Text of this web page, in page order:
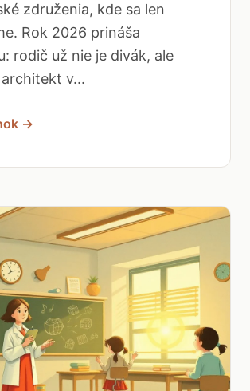
združenia, kde sa len
Rok 2026 prináša
rodič už nie je divák, ale
v...
→